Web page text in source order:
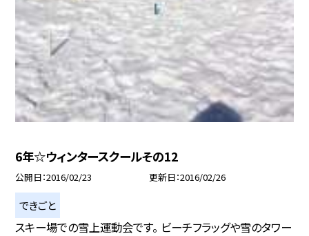
6年☆ウィンタースクールその12
公開日 2016/02/23 更新日 2016/02/26
できごと
スキー場での雪上運動会です。 ビーチフラッグや雪のタワー